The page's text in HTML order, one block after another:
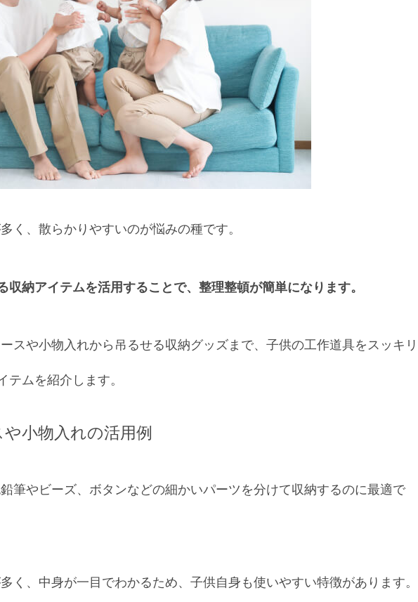
く、散らかりやすいのが悩みの種です。
収納アイテムを活用することで、整理整頓が簡単になります。
スや小物入れから吊るせる収納グッズまで、子供の工作道具をスッキリ
テムを紹介します。
小物入れの活用例
筆やビーズ、ボタンなどの細かいパーツを分けて収納するのに最適で
く、中身が一目でわかるため、子供自身も使いやすい特徴があります。